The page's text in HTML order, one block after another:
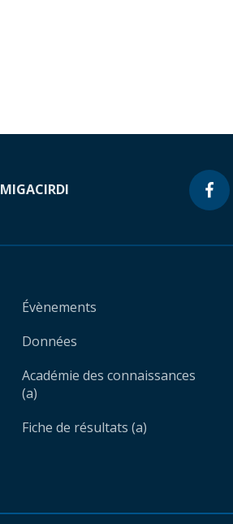
MIGACIRDI
Évènements
Données
Académie des connaissances
(a)
Fiche de résultats (a)